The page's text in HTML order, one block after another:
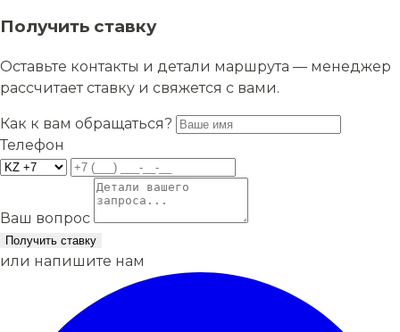
Получить ставку
Оставьте контакты и детали маршрута — менеджер
рассчитает ставку и свяжется с вами.
Как к вам обращаться?
Телефон
Ваш вопрос
Получить ставку
или напишите нам